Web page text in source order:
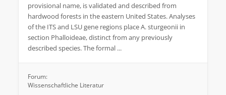
provisional name, is validated and described from
hardwood forests in the eastern United States. Analyses
of the ITS and LSU gene regions place A. sturgeonii in
section Phalloideae, distinct from any previously
described species. The formal ...
Forum:
Wissenschaftliche Literatur